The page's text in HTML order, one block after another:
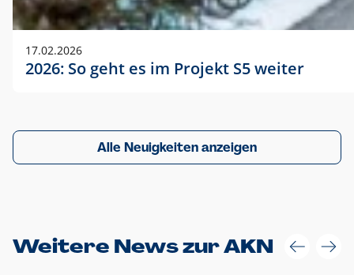
17.02.2026
2026: So geht es im Projekt S5 weiter
Alle Neuigkeiten anzeigen
Weitere News zur AKN